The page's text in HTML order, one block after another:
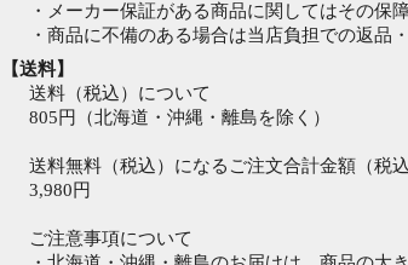
・メーカー保証がある商品に関してはその保
・商品に不備のある場合は当店負担での返品
【送料】
送料（税込）について
805円（北海道・沖縄・離島を除く）
送料無料（税込）になるご注文合計金額（税
3,980円
ご注意事項について